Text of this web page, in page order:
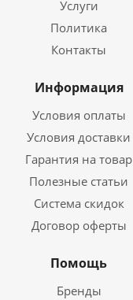
Услуги
Политика
Контакты
Информация
Условия оплаты
Условия доставки
Гарантия на товар
Полезные статьи
Система скидок
Договор оферты
Помощь
Бренды